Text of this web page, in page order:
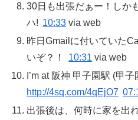
30日も出張だぁー！しか
ハ! 10:33 via web
昨日Gmailに付いていた
いぞ？！
10:31 via web
I’m at 阪神 甲子園駅 (甲
http://4sq.com/4qEjO7
出張後は、何時に家を出